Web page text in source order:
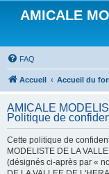
AMICALE
FAQ
Accueil Accueil du
AMICALE
Politique de
Cette politique de
MODELISTE DE LA
(désignés ci-après par «